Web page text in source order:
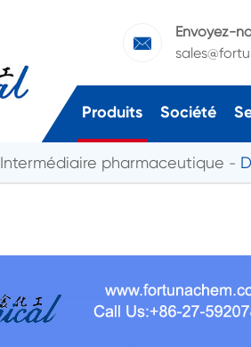

Envoyez-
Produits Société
Intermédiaire pharmaceutique